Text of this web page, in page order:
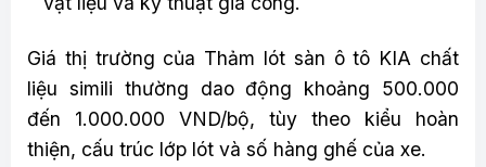
Giá thị trường của Thảm lót sàn ô tô KIA chất
liệu simili thường dao động khoảng 500.000
đến 1.000.000 VND/bộ, tùy theo kiểu hoàn
thiện, cấu trúc lớp lót và số hàng ghế của xe.